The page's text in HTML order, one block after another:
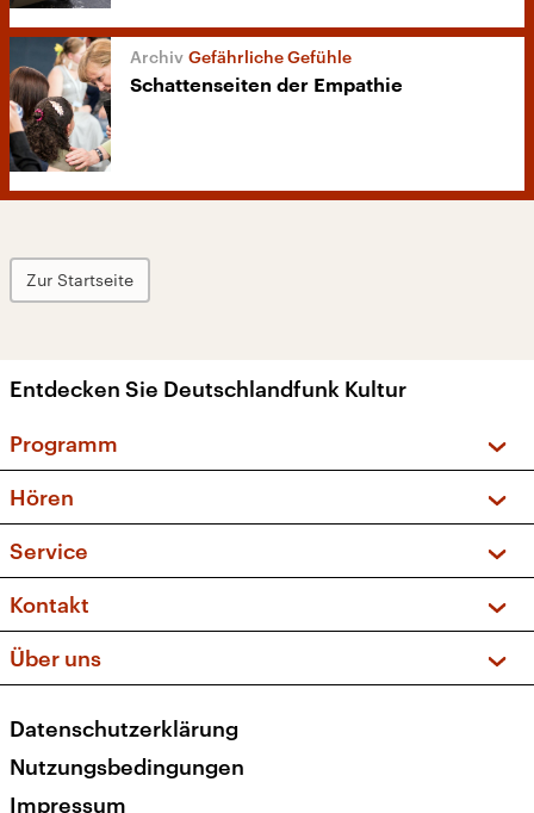
Gefährliche Gefühle
Schattenseiten der Empathie
Zur Startseite
Entdecken Sie Deutschlandfunk Kultur
Programm
Sendungen und Podcasts
Musikliste
Kakadu – Das Kinderprogramm
Hören
Frequenzen (UKW + DAB+)
Service
FAQ
Apps
Newsletter
Veranstaltungen
Kontakt
Social Media
Über uns
Presse
Karriere
Datenschutzerklärung
Nutzungsbedingungen
Impressum